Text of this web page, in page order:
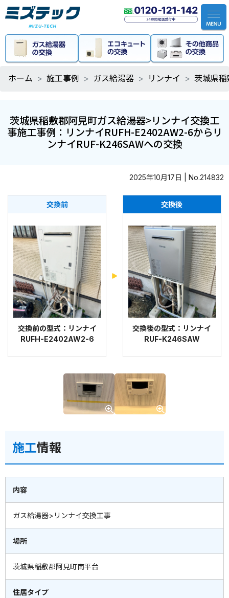
ホーム 施工事例 ガス給湯器 リンナイ 茨城県
茨城県稲敷郡阿見町ガス給湯器>リンナイ交換工
事施工事例：リンナイRUFH-E2402AW2-6からリ
ンナイRUF-K246SAWへの交換
2025年10月17日 | No.214832
交換前
交換前の型式：リンナイ
RUFH-E2402AW2-6
交換後
交換後の型式：リンナイ
RUF-K246SAW
施工情報
内容
ガス給湯器>リンナイ交換工事
場所
茨城県稲敷郡阿見町南平台
住居タイプ